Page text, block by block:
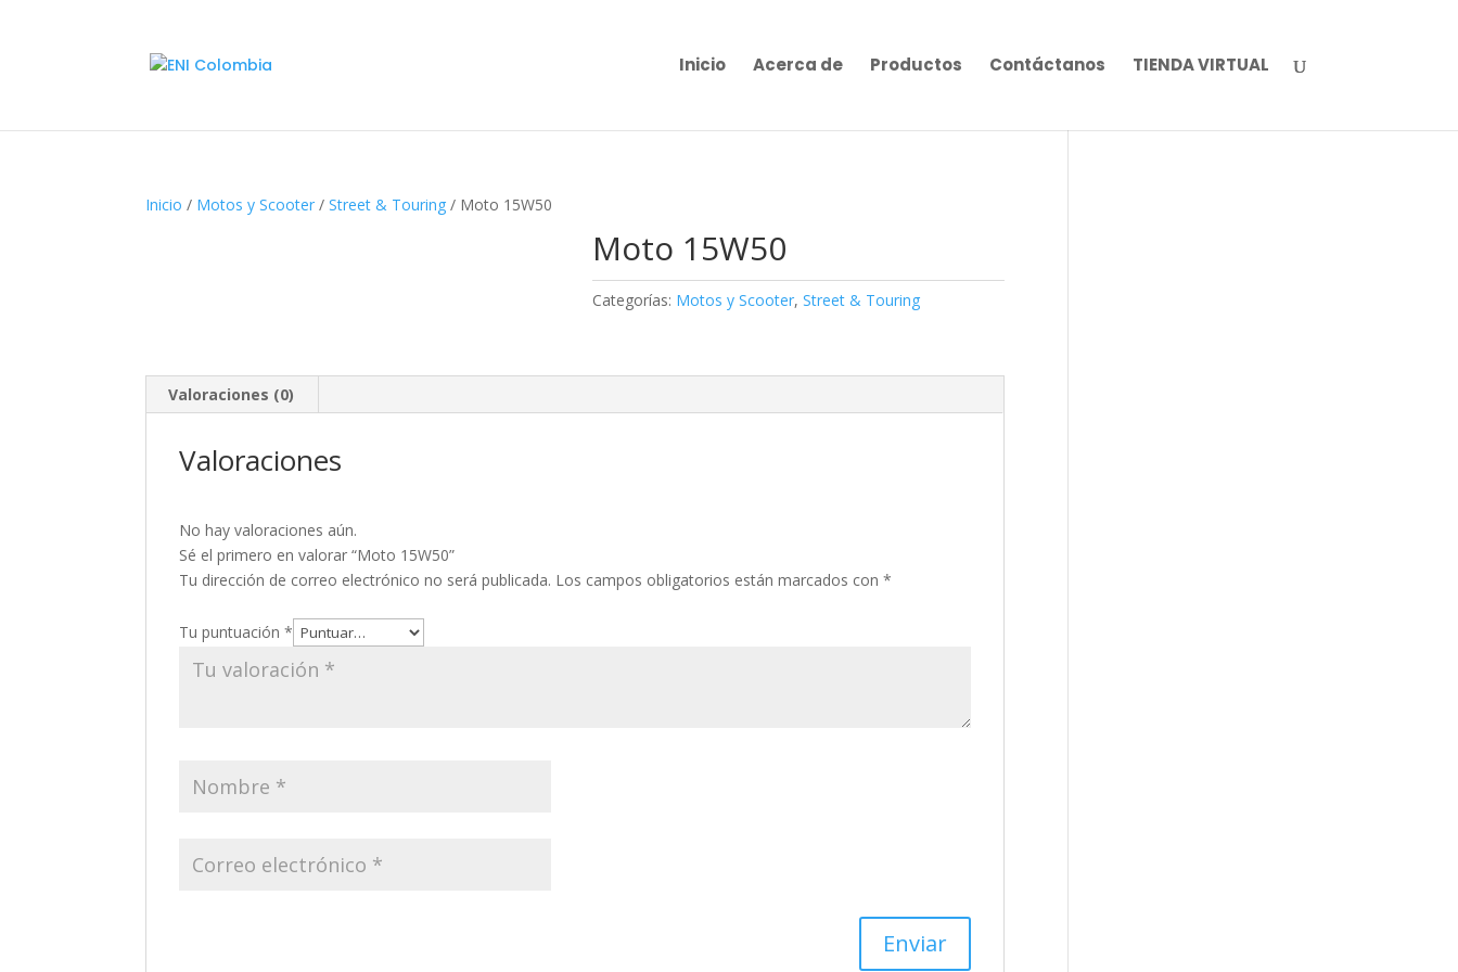
Inicio Acerca de Productos Contáctanos TIENDA VIRTUAL
Inicio / Motos y Scooter /Street & Touring / Moto 15W50
Moto 15W50
Categorías: Motos y Scooter,Street & Touring
Valoraciones (0)
Valoraciones
No hay valoraciones aún.
Sé el primero en valorar “Moto 15W50”
Tu dirección de correo electrónico no será publicada. Los campos obligatorios están marcados con*
Tu puntuación*